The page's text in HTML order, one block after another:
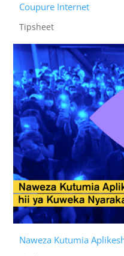
Coupure Internet
Tipsheet
Naweza Kutumia